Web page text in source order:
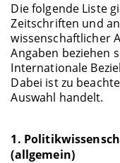
Die folgende Liste
Zeitschriften und
wissenschaftlicher
Angaben beziehen
Internationale
Dabei ist zu
Auswahl handelt.
1.
(allgemein)